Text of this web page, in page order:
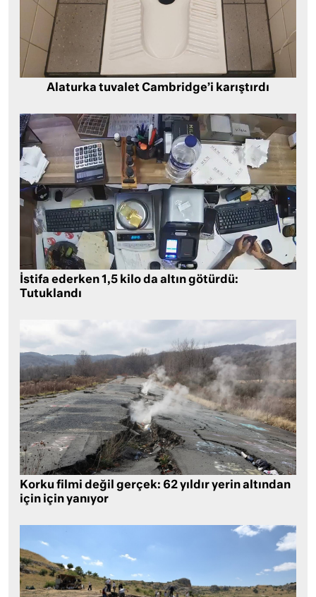
Alaturka tuvalet Cambridge’i karıştırdı
İstifa ederken 1,5 kilo da altın götürdü:
Tutuklandı
Korku filmi değil gerçek: 62 yıldır yerin altından
için için yanıyor